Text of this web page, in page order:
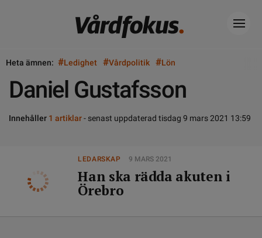
Heta ämnen: #Ledighet #Vårdpolitik #Lön
Daniel Gustafsson
Innehåller 1 artiklar- senast uppdaterad tisdag 9 mars 2021 13:59
LEDARSKAP 9 MARS 2021
Han ska rädda akuten i
Örebro